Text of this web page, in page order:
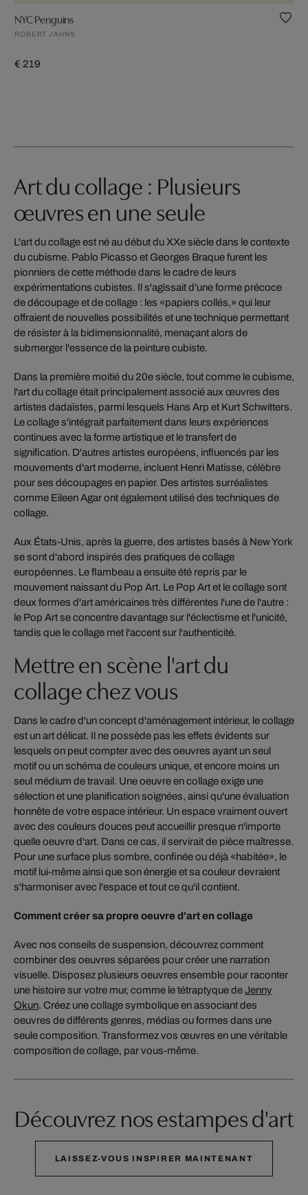
NYC Penguins
ROBERT JAHNS
€ 219
Art du collage : Plusieurs
œuvres en une seule
L'art du collage est né au début du XXe siècle dans le contexte
du cubisme. Pablo Picasso et Georges Braque furent les
pionniers de cette méthode dans le cadre de leurs
expérimentations cubistes. Il s'agissait d'une forme précoce
de découpage et de collage : les «papiers collés,» qui leur
offraient de nouvelles possibilités et une technique permettant
de résister à la bidimensionnalité, menaçant alors de
submerger l'essence de la peinture cubiste.
Dans la première moitié du 20e siècle, tout comme le cubisme,
l'art du collage était principalement associé aux œuvres des
artistes dadaïstes, parmi lesquels Hans Arp et Kurt Schwitters.
Le collage s'intégrait parfaitement dans leurs expériences
continues avec la forme artistique et le transfert de
signification. D'autres artistes européens, influencés par les
mouvements d'art moderne, incluent Henri Matisse, célèbre
pour ses découpages en papier. Des artistes surréalistes
comme Eileen Agar ont également utilisé des techniques de
collage.
Aux États-Unis, après la guerre, des artistes basés à New York
se sont d'abord inspirés des pratiques de collage
européennes. Le flambeau a ensuite été repris par le
mouvement naissant du Pop Art. Le Pop Art et le collage sont
deux formes d'art américaines très différentes l'une de l'autre :
le Pop Art se concentre davantage sur l'éclectisme et l'unicité,
tandis que le collage met l'accent sur l'authenticité.
Mettre en scène l'art du
collage chez vous
Dans le cadre d'un concept d'aménagement intérieur, le collage
est un art délicat. Il ne possède pas les effets évidents sur
lesquels on peut compter avec des oeuvres ayant un seul
motif ou un schéma de couleurs unique, et encore moins un
seul médium de travail. Une oeuvre en collage exige une
sélection et une planification soignées, ainsi qu'une évaluation
honnête de votre espace intérieur. Un espace vraiment ouvert
avec des couleurs douces peut accueillir presque n'importe
quelle oeuvre d'art. Dans ce cas, il servirait de pièce maîtresse.
Pour une surface plus sombre, confinée ou déjà «habitée», le
motif lui-même ainsi que son énergie et sa couleur devraient
s'harmoniser avec l'espace et tout ce qu'il contient.
Comment créer sa propre oeuvre d'art en collage
Avec nos conseils de suspension, découvrez comment
combiner des oeuvres séparées pour créer une narration
visuelle. Disposez plusieurs oeuvres ensemble pour raconter
une histoire sur votre mur, comme le tétraptyque deJenny
Okun. Créez une collage symbolique en associant des
oeuvres de différents genres, médias ou formes dans une
seule composition. Transformez vos œuvres en une véritable
composition de collage, par vous-même.
Découvrez nos estampes d'art
LAISSEZ-VOUS INSPIRER MAINTENANT